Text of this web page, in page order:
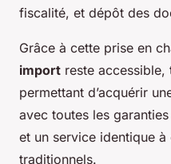
fiscalité, et dépôt des
Grâce à cette prise en
import reste accessible,
permettant d’acquérir
avec toutes les
et un service identique
traditionnels.